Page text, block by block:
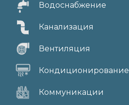
Водоснабжение
Канализация
Вентиляция
Кондиционирование
Коммуникации